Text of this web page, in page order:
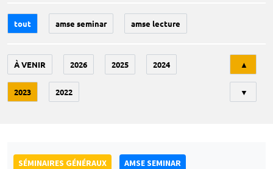
tout amse seminar amse lecture
À VENIR 2026 2025 2024
2023 2022
▲
▼
SÉMINAIRES GÉNÉRAUX
AMSE SEMINAR